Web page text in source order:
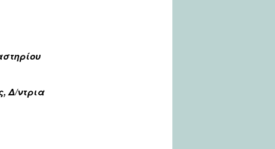
Δ/ντρια